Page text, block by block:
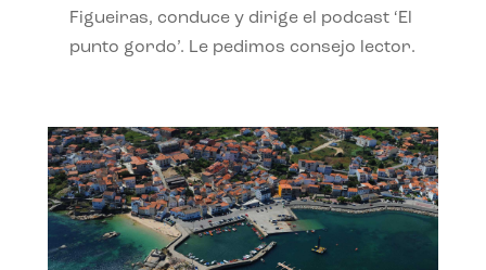
Figueiras, conduce y dirige el podcast ‘El
punto gordo’. Le pedimos consejo lector.